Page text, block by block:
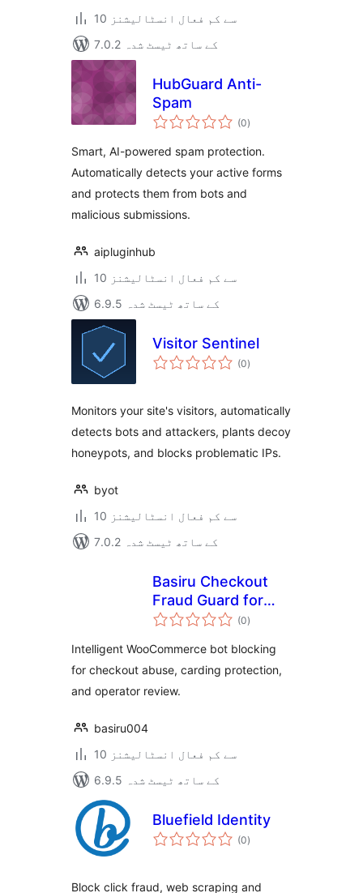
10 سے کم فعال انسٹالیشنز
7.0.2 کے ساتھ ٹیسٹ شدہ
HubGuard Anti-
Spam
(0مجموعی
درجہ
)
Smart, AI-powered spam protection.
Automatically detects your active forms
and protects them from bots and
malicious submissions.
aipluginhub
10 سے کم فعال انسٹالیشنز
6.9.5 کے ساتھ ٹیسٹ شدہ
Visitor Sentinel
(0مجموعی
درجہ
)
Monitors your site's visitors, automatically
detects bots and attackers, plants decoy
honeypots, and blocks problematic IPs.
byot
10 سے کم فعال انسٹالیشنز
7.0.2 کے ساتھ ٹیسٹ شدہ
Basiru Checkout
Fraud Guard for
WooCommerce
(0مجموعی
درجہ
)
Intelligent WooCommerce bot blocking
for checkout abuse, carding protection,
and operator review.
basiru004
10 سے کم فعال انسٹالیشنز
6.9.5 کے ساتھ ٹیسٹ شدہ
Bluefield Identity
(0مجموعی
درجہ
)
Block click fraud, web scraping and